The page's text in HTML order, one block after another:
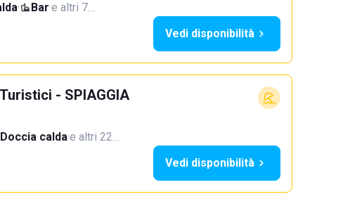
· Bar·e altri 7…
Vedi disponibilità
- SPIAGGIA
Doccia calda·e altri 22…
Vedi disponibilità